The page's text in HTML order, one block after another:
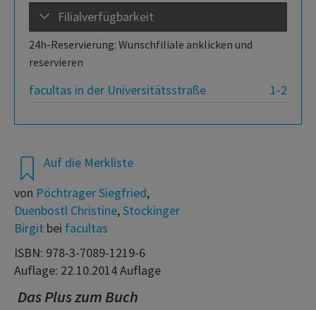
Filialverfügbarkeit
24h-Reservierung: Wunschfiliale anklicken und
reservieren
1-2
facultas in der Universitätsstraße
Auf die Merkliste
von Pöchtrager Siegfried,
Duenbostl Christine,Stockinger
Birgit bei facultas
ISBN: 978-3-7089-1219-6
Auflage: 22.10.2014 Auflage
Das Plus zum Buch